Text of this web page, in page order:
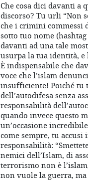
Che cosa dici davanti a
discorso? Tu urli “Non
che i crimini commessi
sotto tuo nome
davanti ad una tale
usurpa la tua identità,
È indispensabile che
voce che l’islam
insufficiente! Poiché
dell’autodifesa senza
responsabilità
quando invece questo
un’occasione
come sempre, tu
responsabilità:
nemici dell’Islam, di
terrorismo non è
non vuole la guerra, ma